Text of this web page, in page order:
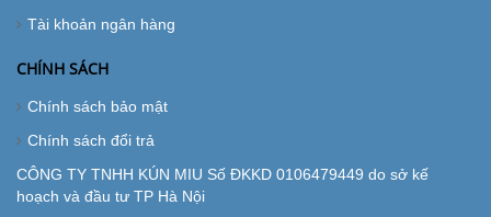
Tài khoản ngân hàng
CHÍNH SÁCH
Chính sách bảo mật
Chính sách đổi trả
CÔNG TY TNHH KÚN MIU Số ĐKKD 0106479449 do sở kế
hoạch và đầu tư TP Hà Nội